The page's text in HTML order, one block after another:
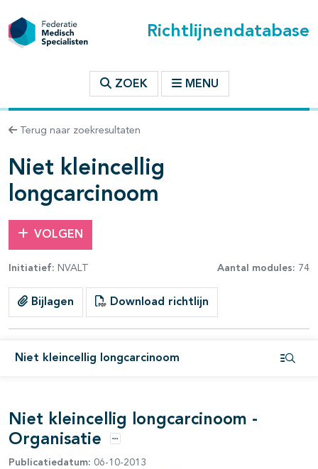
Richtlijnendatabase
ZOEK MENU
Terug naar zoekresultaten
Niet kleincellig
longcarcinoom
VOLGEN
Initiatief: NVALT Aantal modules: 74
Bijlagen Download richtlijn
Niet kleincellig longcarcinoom
binnen deze richtlijn
open- en dichtklappen
open- en dichtklappen
open- en dichtklappen
open- en dichtklappen
open- en dichtklappen
Niet kleincellig longcarcinoom -
Organisatie
Opties
Publicatiedatum: 06-10-2013